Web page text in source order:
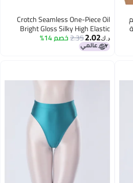
Crotch Seamless One-Piece Oil
Bright Gloss Silky High Elastic
Large Size Men'S And Women'S
Briefs Underwear Transparent
د.ك‏2.02
2.35خصم 14%